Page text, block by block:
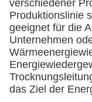
verschiedener
Produktionslinie
geeignet für die
Unternehmen
das Ziel der